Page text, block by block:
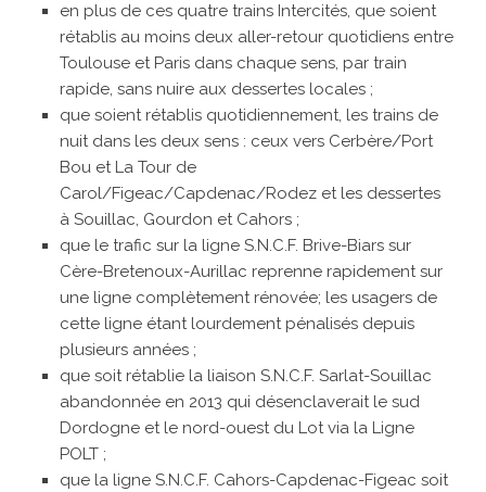
en plus de ces quatre trains Intercités, que soient
rétablis au moins deux aller-retour quotidiens entre
Toulouse et Paris dans chaque sens, par train
rapide, sans nuire aux dessertes locales ;
que soient rétablis quotidiennement, les trains de
nuit dans les deux sens : ceux vers Cerbère/Port
Bou et La Tour de
Carol/Figeac/Capdenac/Rodez et les dessertes
à Souillac, Gourdon et Cahors ;
que le trafic sur la ligne S.N.C.F. Brive-Biars sur
Cère-Bretenoux-Aurillac reprenne rapidement sur
une ligne complètement rénovée; les usagers de
cette ligne étant lourdement pénalisés depuis
plusieurs années ;
que soit rétablie la liaison S.N.C.F. Sarlat-Souillac
abandonnée en 2013 qui désenclaverait le sud
Dordogne et le nord-ouest du Lot via la Ligne
POLT ;
que la ligne S.N.C.F. Cahors-Capdenac-Figeac soit